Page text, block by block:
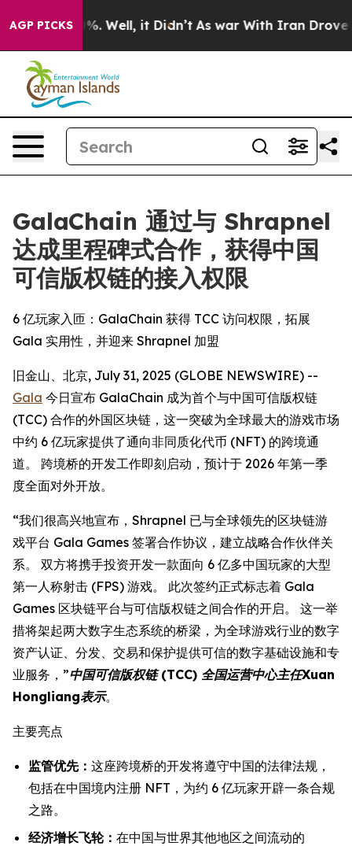
AGP PICKS
40%. Well, it Didn’t As war With Iran Drove oil
GalaChain 通过与 Shrapnel
达成里程碑式合作，获得中国
可信版权链的接入权限
6 亿玩家入匝：GalaChain 获得 TCC 访问权限，拓展
Gala 实用性，并迎来 Shrapnel 加盟
旧金山、北京, July 31, 2025 (GLOBE NEWSWIRE) --
Gala 今日宣布 GalaChain 成为首个与中国可信版权链
(TCC) 合作的外国区块链，这一突破为全球最大的游戏市场
中约 6 亿玩家提供了通向非同质化代币 (NFT) 的跨境通
道。 跨境桥的开发工作即刻启动，预计于 2026 年第一季
度全面对外开放。
“我们很高兴地宣布，Shrapnel 已与全球领先的区块链游
戏平台 Gala Games 签署合作协议，建立战略合作伙伴关
系。 双方将携手投资开发一款面向 6 亿多中国玩家的大型
第一人称射击 (FPS) 游戏。 此次签约正式标志着 Gala
Games 区块链平台与可信版权链之间合作的开启。 这一举
措将架起两大数字生态系统的桥梁，为全球游戏行业的数字
资产认证、分发、交易和保护提供可信的数字基础设施和专
业服务，”中国可信版权链 (TCC) 全国运营中心主任Xuan
Hongliang表示。
主要亮点
监管优先： 这座跨境桥的开发将遵守中国的法律法规，
包括在中国境内注册 NFT，为约 6 亿玩家开辟一条合规
之路。
经济增长飞轮： 在中国与世界其他地区之间流动的